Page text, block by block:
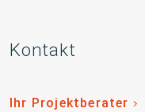
Kontakt
Ihr Projektberater